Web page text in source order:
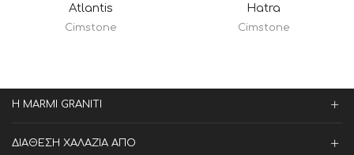
Atlantis
Cimstone
Hatra
Cimstone
Η MARMI GRANITI
ΔΙΑΘΕΣΗ ΧΑΛΑΖΙΑ ΑΠΟ